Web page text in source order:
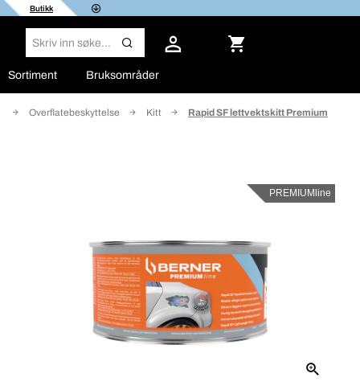
Butikk
Sortiment Bruksområder
Overflatebeskyttelse Kitt Rapid SF lettvektskitt Premium
PREMIUMline